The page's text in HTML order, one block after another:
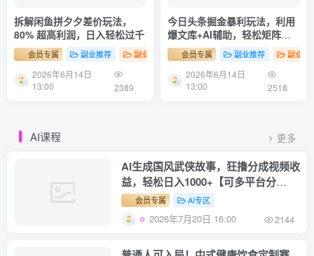
拆解闲鱼拼夕夕差价玩法，
80% 超高利润，日入轻松过千
会员专属 副业推荐 副业项目
2026年6月14日
13:00
2389
今日头条掘金暴利玩法，利用
爆文库+AI辅助，轻松矩阵、
当天起号，简单粗暴，日入
1000+会员专属 副业推荐 副业项
2026年6月14日
13:00
2518
AI课程 更多
AI生成国风武侠故事，狂撸分成视频收
益，轻松日入1000+【可多平台分
发】！
会员专属 AI专区
2026年7月20日 16:00 2144